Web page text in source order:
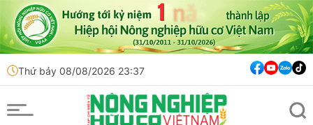
Thứ bảy 08/08/2026 23:37